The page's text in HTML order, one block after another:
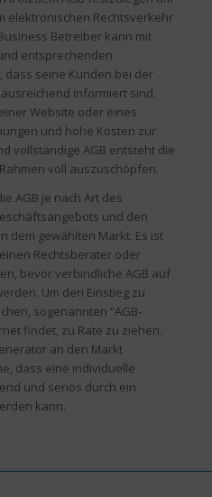
elektronischen Rechtsverkehr
Betreiber kann mit
entsprechenden
dass seine Kunden bei der
informiert sind.
Website oder eines
und hohe Kosten zur
vollständige AGB entsteht die
voll auszuschöpfen.
AGB je nach Art des
und den
dem gewählten Markt. Es ist
Rechtsberater oder
bevor verbindliche AGB auf
Um den Einstieg zu
sogenannten “AGB-
findet, zu Rate zu ziehen.
an den Markt
dass eine individuelle
und seriös durch ein
kann.